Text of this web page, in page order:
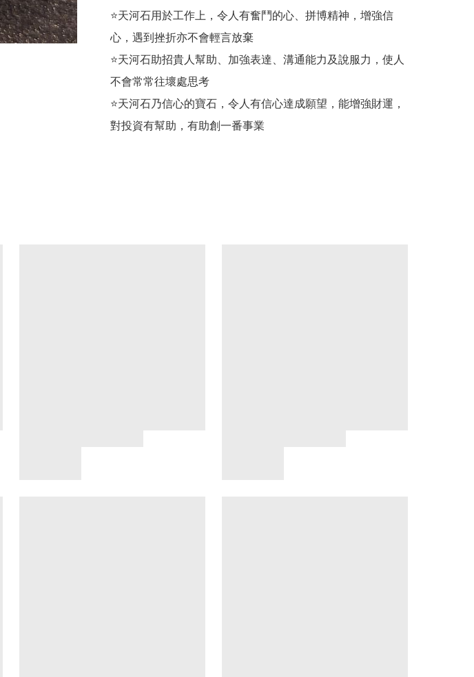
⭐天河石用於工作上，令人有奮鬥的心、拼博精神，增強信
心，遇到挫折亦不會輕言放棄
⭐天河石助招貴人幫助、加強表達、溝通能力及說服力，使人
不會常常往壞處思考
⭐天河石乃信心的寶石，令人有信心達成願望，能增強財運，